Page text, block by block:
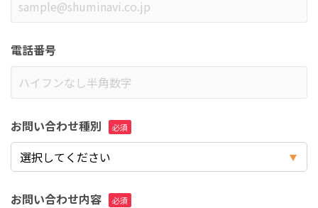
電話番号
お問い合わせ種別
お問い合わせ内容